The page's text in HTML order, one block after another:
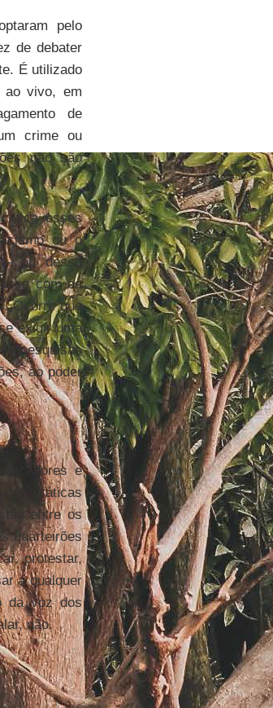
pelo
de debater
É utilizado
ao vivo, em
de
crime ou
não são
esses
ou o
– ou dessa
com os
Ocorre que
exigir uma
pesquisas
ao poder
e
das práticas
entre os
quarteirões
protestar,
a qualquer
da voz dos
não.